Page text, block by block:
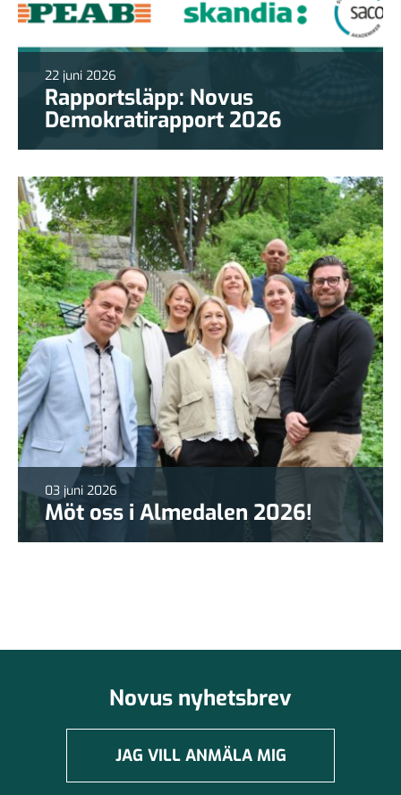
22 juni 2026
Rapportsläpp: Novus
Demokratirapport 2026
03 juni 2026
Möt oss i Almedalen 2026!
Novus nyhetsbrev
JAG VILL ANMÄLA MIG